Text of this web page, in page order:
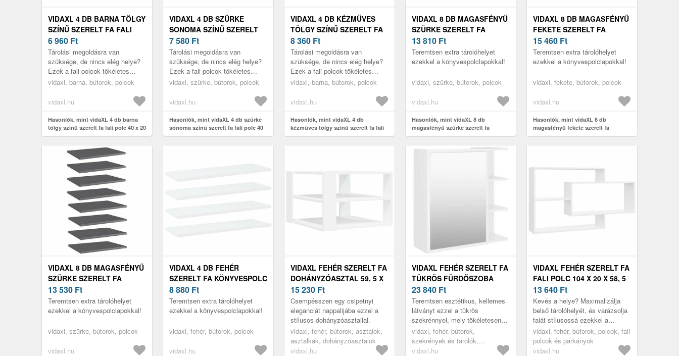
VIDAXL 4 DB BARNA TÖLGY
SZÍNŰ SZERELT FA FALI
POLC 40 X 20 X 1, 5 CM
6 960 Ft
Tárolási megoldásra van
szüksége, de nincs elég helye?
Ezek a fali polcok tökéletes
megoldást jelentenek.
vidaxl, barna, bútorok, polcok
vidaxl.hu
Hasonlók, mint vidaXL 4 db barna
tölgy színű szerelt fa fali polc 40 x 20
x 1, 5 cm
VIDAXL 4 DB SZÜRKE
SONOMA SZÍNŰ SZERELT
FA FALI POLC 40 X 20 X 1, 5
CM
7 580 Ft
Tárolási megoldásra van
szüksége, de nincs elég helye?
Ezek a fali polcok tökéletes
megoldást jelentenek.
vidaxl, szürke, bútorok, polcok
vidaxl.hu
Hasonlók, mint vidaXL 4 db szürke
sonoma színű szerelt fa fali polc 40
x 20 x 1, 5 cm
VIDAXL 4 DB KÉZMŰVES
TÖLGY SZÍNŰ SZERELT FA
FALI POLC 40 X 20 X 1, 5 CM
8 360 Ft
Tárolási megoldásra van
szüksége, de nincs elég helye?
Ezek a fali polcok tökéletes
megoldást jelentenek.
vidaxl, barna, bútorok, polcok
vidaxl.hu
Hasonlók, mint vidaXL 4 db
kézműves tölgy színű szerelt fa fali
polc 40 x 20 x 1, 5 cm
VIDAXL 8 DB MAGASFÉNYŰ
SZÜRKE SZERELT FA
KÖNYVESPOLC 40 X 50 X 1,
5 CM
13 810 Ft
Teremtsen extra tárolóhelyet
ezekkel a könyvespolclapokkal!
vidaxl, szürke, bútorok, polcok
vidaxl.hu
Hasonlók, mint vidaXL 8 db
magasfényű szürke szerelt fa
könyvespolc 40 x 50 x 1, 5 cm
VIDAXL 8 DB MAGASFÉNYŰ
FEKETE SZERELT FA
KÖNYVESPOLC 40 X 50 X 1,
5 CM
15 460 Ft
Teremtsen extra tárolóhelyet
ezekkel a könyvespolclapokkal!
vidaxl, fekete, bútorok, polcok
vidaxl.hu
Hasonlók, mint vidaXL 8 db
magasfényű fekete szerelt fa
könyvespolc 40 x 50 x 1, 5 cm
VIDAXL 8 DB MAGASFÉNYŰ
SZÜRKE SZERELT FA
KÖNYVESPOLC 40 X 30 X 1,
5 CM
13 530 Ft
Teremtsen extra tárolóhelyet
ezekkel a könyvespolclapokkal!
vidaxl, szürke, bútorok, polcok
vidaxl.hu
VIDAXL 4 DB FEHÉR
SZERELT FA KÖNYVESPOLC
60 X 20 X 1, 5 CM
8 880 Ft
Teremtsen extra tárolóhelyet
ezekkel a könyvespolclapokkal!
vidaxl, fehér, bútorok, polcok
vidaxl.hu
VIDAXL FEHÉR SZERELT FA
DOHÁNYZÓASZTAL 59, 5 X
59, 5 X 40 CM
15 230 Ft
Csempésszen egy csipetnyi
eleganciát nappalijába ezzel a
stílusos dohányzóasztallal.
vidaxl, fehér, bútorok, asztalok,
asztalkák, dohányzóasztalok
vidaxl.hu
VIDAXL FEHÉR SZERELT FA
TÜKRÖS FÜRDŐSZOBA
SZEKRÉNY 62, 5 X 20, 5 X 64
CM
23 840 Ft
Teremtsen esztétikus, kellemes
látványt ezzel a tükrös
szekrénnyel, mely tökéletesen
illeni fog fürdőszobájába vagy
bármely más helyiségbe!
vidaxl, fehér, bútorok,
szekrények és tárolók,
pipereszekrények, fürdőszobai
vidaxl.hu
VIDAXL FEHÉR SZERELT FA
FALI POLC 104 X 20 X 58, 5
CM
13 640 Ft
Kevés a helye? Maximalizálja
belső tárolóhelyét, és varázsolja
falát stílusossá ezekkel a
praktikus és dekoratív fali
polcokkal!
vidaxl, fehér, bútorok, polcok, fali
polcok és párkányok
vidaxl.hu